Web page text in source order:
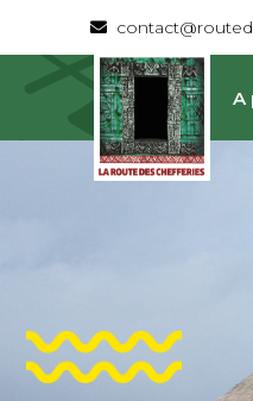
A